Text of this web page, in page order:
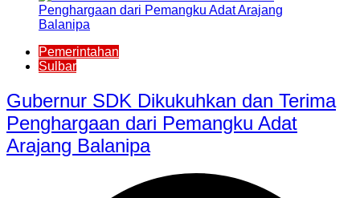
Pemerintahan
Sulbar
Gubernur SDK Dikukuhkan dan Terima
Penghargaan dari Pemangku Adat
Arajang Balanipa